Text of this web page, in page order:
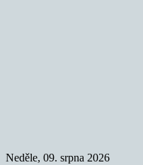
Neděle, 09. srpna 2026